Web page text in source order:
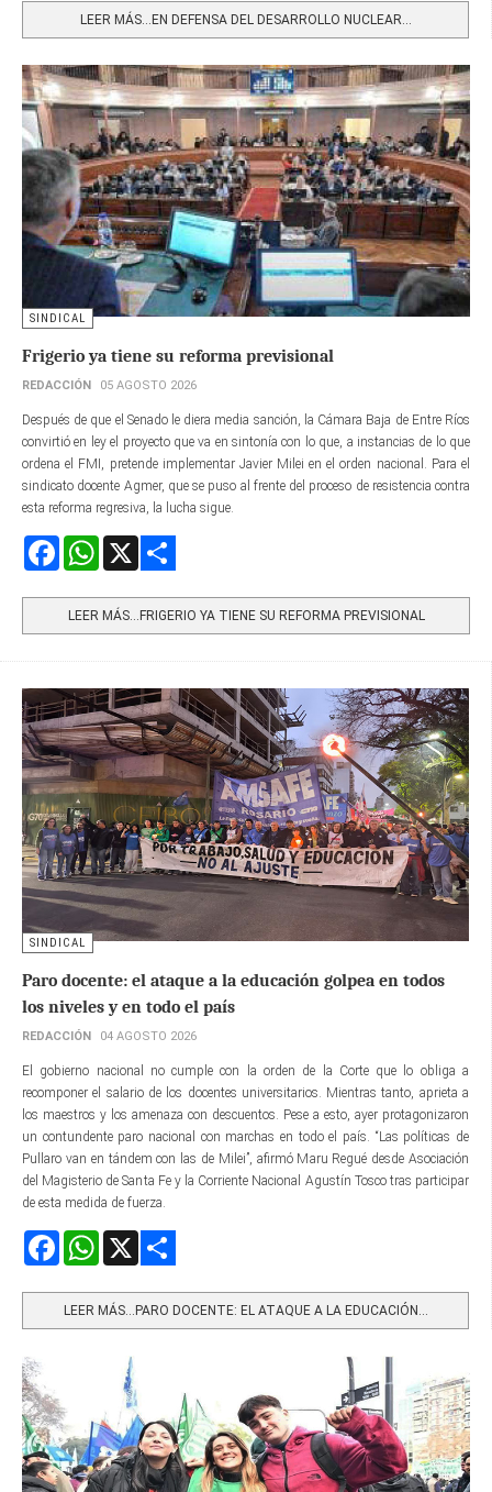
LEER MÁS…EN DEFENSA DEL DESARROLLO NUCLEAR...
SINDICAL
Frigerio ya tiene su reforma previsional
REDACCIÓN 05 AGOSTO 2026
Después de que el Senado le diera media sanción, la Cámara Baja de Entre Ríos
convirtió en ley el proyecto que va en sintonía con lo que, a instancias de lo que
ordena el FMI, pretende implementar Javier Milei en el orden nacional. Para el
sindicato docente Agmer, que se puso al frente del proceso de resistencia contra
esta reforma regresiva, la lucha sigue.
FacebookWhatsApp
LEER MÁS…FRIGERIO YA TIENE SU REFORMA PREVISIONAL
SINDICAL
Paro docente: el ataque a la educación golpea en todos
los niveles y en todo el país
REDACCIÓN 04 AGOSTO 2026
El gobierno nacional no cumple con la orden de la Corte que lo obliga a
recomponer el salario de los docentes universitarios. Mientras tanto, aprieta a
los maestros y los amenaza con descuentos. Pese a esto, ayer protagonizaron
un contundente paro nacional con marchas en todo el país. “Las políticas de
Pullaro van en tándem con las de Milei”, afirmó Maru Regué desde Asociación
del Magisterio de Santa Fe y la Corriente Nacional Agustín Tosco tras participar
de esta medida de fuerza.
FacebookWhatsApp
LEER MÁS…PARO DOCENTE: EL ATAQUE A LA EDUCACIÓN...